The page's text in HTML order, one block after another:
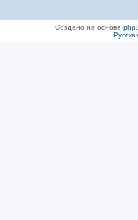
Создано на основе